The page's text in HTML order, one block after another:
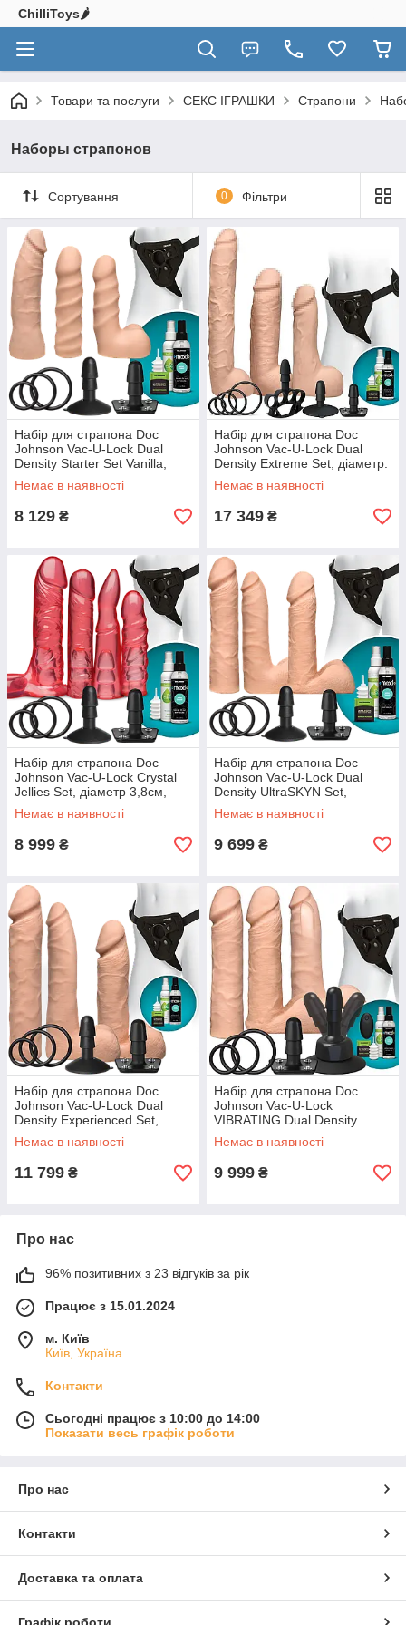
ChilliToys🌶️
Товари та послуги СЕКС ІГРАШКИ Страпони
Наборы страпонов
Сортування 0 Фільтри
Набір для страпона Doc
Johnson Vac-U-Lock Dual
Density Starter Set Vanilla,
діаметр 2х3,8 см, 5,1 см
SO1562
Немає в наявності
8 129 ₴
Набір для страпона Doc
Johnson Vac-U-Lock Dual
Density Extreme Set, діаметр:
7,72 см, 2×6,99 см
Немає в наявності
17 349 ₴
Набір для страпона Doc
Johnson Vac-U-Lock Crystal
Jellies Set, діаметр 3,8см,
2×4,5см, 5,1 см
Немає в наявності
8 999 ₴
Набір для страпона Doc
Johnson Vac-U-Lock Dual
Density UltraSKYN Set,
діаметр 3×4,5см
Немає в наявності
9 699 ₴
Набір для страпона Doc
Johnson Vac-U-Lock Dual
Density Experienced Set,
діаметр 2×7см, 7,7см
SO1990
Немає в наявності
11 799 ₴
Набір для страпона Doc
Johnson Vac-U-Lock
VIBRATING Dual Density
ULTRASKYN Set: діаметр
3×3,8 см
Немає в наявності
9 999 ₴
Про нас
96% позитивних з 23 відгуків за рік
Працює з 15.01.2024
м. Київ
Київ, Україна
Контакти
Сьогодні працює з 10:00 до 14:00
Показати весь графік роботи
Про нас
Контакти
Доставка та оплата